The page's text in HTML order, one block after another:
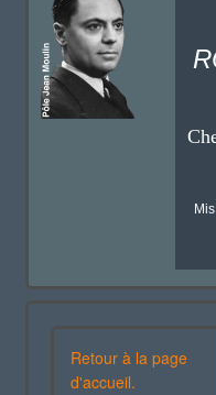
Retour à la page
d'accueil.